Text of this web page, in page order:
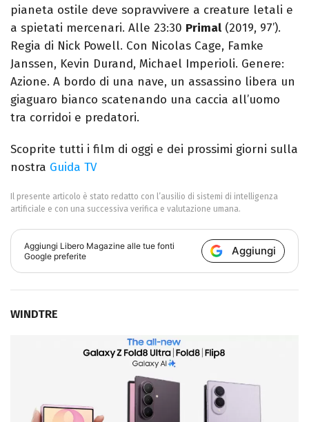
pianeta ostile deve sopravvivere a creature letali e
a spietati mercenari. Alle 23:30 Primal (2019, 97’).
Regia di Nick Powell. Con Nicolas Cage, Famke
Janssen, Kevin Durand, Michael Imperioli. Genere:
Azione. A bordo di una nave, un assassino libera un
giaguaro bianco scatenando una caccia all’uomo
tra corridoi e predatori.
Scoprite tutti i film di oggi e dei prossimi giorni sulla
nostra Guida TV
Il presente articolo è stato redatto con l’ausilio di sistemi di intelligenza
artificiale e con una successiva verifica e valutazione umana.
Aggiungi Libero Magazine alle tue fonti
Google preferite
Aggiungi
WINDTRE